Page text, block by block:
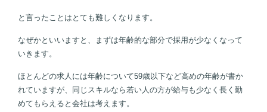
と言ったことはとても難しくなります。
なぜかといいますと、まずは年齢的な部分で採用が少なくなって
いきます。
ほとんどの求人には年齢について59歳以下など高めの年齢が書か
れていますが、同じスキルなら若い人の方が給与も少なく長く勤
めてもらえると会社は考えます。